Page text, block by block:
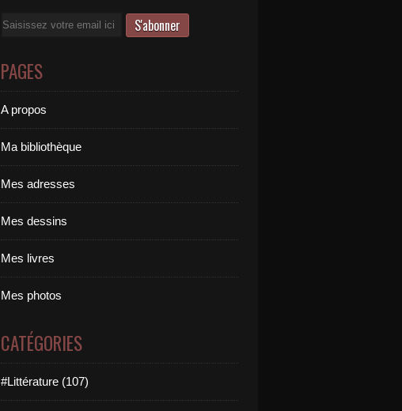
Email
PAGES
A propos
Ma bibliothèque
Mes adresses
Mes dessins
Mes livres
Mes photos
CATÉGORIES
#Littérature (107)